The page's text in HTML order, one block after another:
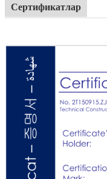
Сертификатлар